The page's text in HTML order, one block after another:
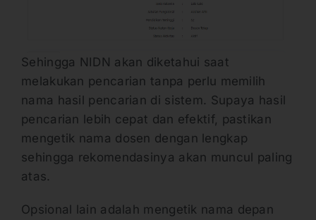
Sehingga NIDN akan diketahui saat
melakukan pencarian tanpa perlu memilih
nama hasil pencarian di sistem. Supaya hasil
pencarian lebih cepat dan efektif, pastikan
mengetik nama dosen dengan lengkap
sehingga rekomendasinya akan muncul paling
atas.
Opsional lain adalah mengetik nama depan